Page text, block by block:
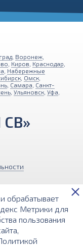
Воронеж
Киров Краснодар
Набережные
Омск
Самара Санкт-
Ульяновск Уфа
информационный
офертой,
кодекса РФ.
обрабатывает
Метрики для
пользования